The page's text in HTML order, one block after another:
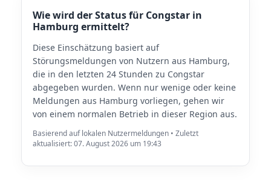
Wie wird der Status für Congstar in
Hamburg ermittelt?
Diese Einschätzung basiert auf
Störungsmeldungen von Nutzern aus Hamburg,
die in den letzten 24 Stunden zu Congstar
abgegeben wurden. Wenn nur wenige oder keine
Meldungen aus Hamburg vorliegen, gehen wir
von einem normalen Betrieb in dieser Region aus.
Basierend auf lokalen Nutzermeldungen • Zuletzt
aktualisiert: 07. August 2026 um 19:43